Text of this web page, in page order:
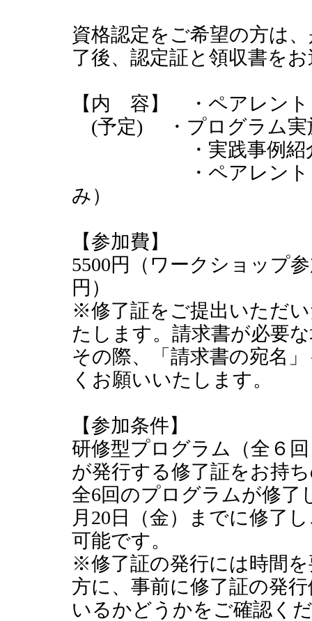
資格認定をご希望の方は
了後、認定証と領収書を
【内 容】 ・ペアレント
(予定) ・プログラム実
・実践事例紹
・ペアレント・プ
み）
【参加費】
5500円（ワークショップ
円）
※修了証をご提出いただ
たします。請求書が必要
その際、「請求書の宛名
くお願いいたします。
【参加条件】
研修型プログラム（全６
が発行する修了証をお持
全6回のプログラムが修了
月20日（金）までに修了
可能です。
※修了証の発行には時間
方に、事前に修了証の発
いるかどうかをご確認く